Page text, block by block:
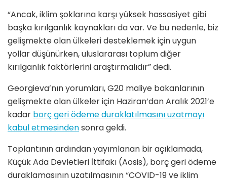
“Ancak, iklim şoklarına karşı yüksek hassasiyet gibi
başka kırılganlık kaynakları da var. Ve bu nedenle, biz
gelişmekte olan ülkeleri desteklemek için uygun
yollar düşünürken, uluslararası toplum diğer
kırılganlık faktörlerini araştırmalıdır” dedi.
Georgieva’nın yorumları, G20 maliye bakanlarının
gelişmekte olan ülkeler için Haziran’dan Aralık 2021’e
kadar borç geri ödeme duraklatılmasını uzatmayı
kabul etmesindensonra geldi.
Toplantının ardından yayımlanan bir açıklamada,
Küçük Ada Devletleri İttifakı (Aosis), borç geri ödeme
duraklamasının uzatılmasının “COVID-19 ve iklim